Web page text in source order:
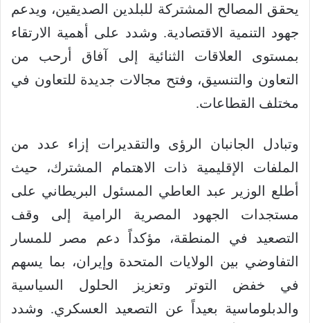
يحقق المصالح المشتركة للبلدين الصديقين، ويدعم
جهود التنمية الاقتصادية. وشدد على أهمية الارتقاء
بمستوى العلاقات الثنائية إلى آفاق أرحب من
التعاون والتنسيق، وفتح مجالات جديدة للتعاون في
مختلف القطاعات.
وتبادل الجانبان الرؤى والتقديرات إزاء عدد من
الملفات الإقليمية ذات الاهتمام المشترك، حيث
أطلع الوزير عبد العاطي المسئول البريطاني على
مستجدات الجهود المصرية الرامية إلى وقف
التصعيد في المنطقة، مؤكداً دعم مصر للمسار
التفاوضي بين الولايات المتحدة وإيران، بما يسهم
في خفض التوتر وتعزيز الحلول السياسية
والدبلوماسية بعيداً عن التصعيد العسكري. وشدد